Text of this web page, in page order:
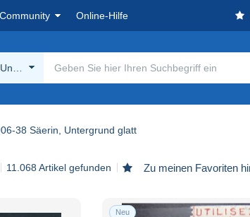
Community Online-Hilfe
glatt
38 Säerin, Untergrund glatt
11.068 Artikel gefunden Zu meinen Favoriten
Neu